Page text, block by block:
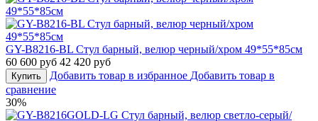
GY-B8216-BL Стул барный, велюр черный/хром 49*55*85см
60 600 руб 42 420 руб
Купить Добавить товар в избранное Добавить товар в
сравнение
30%